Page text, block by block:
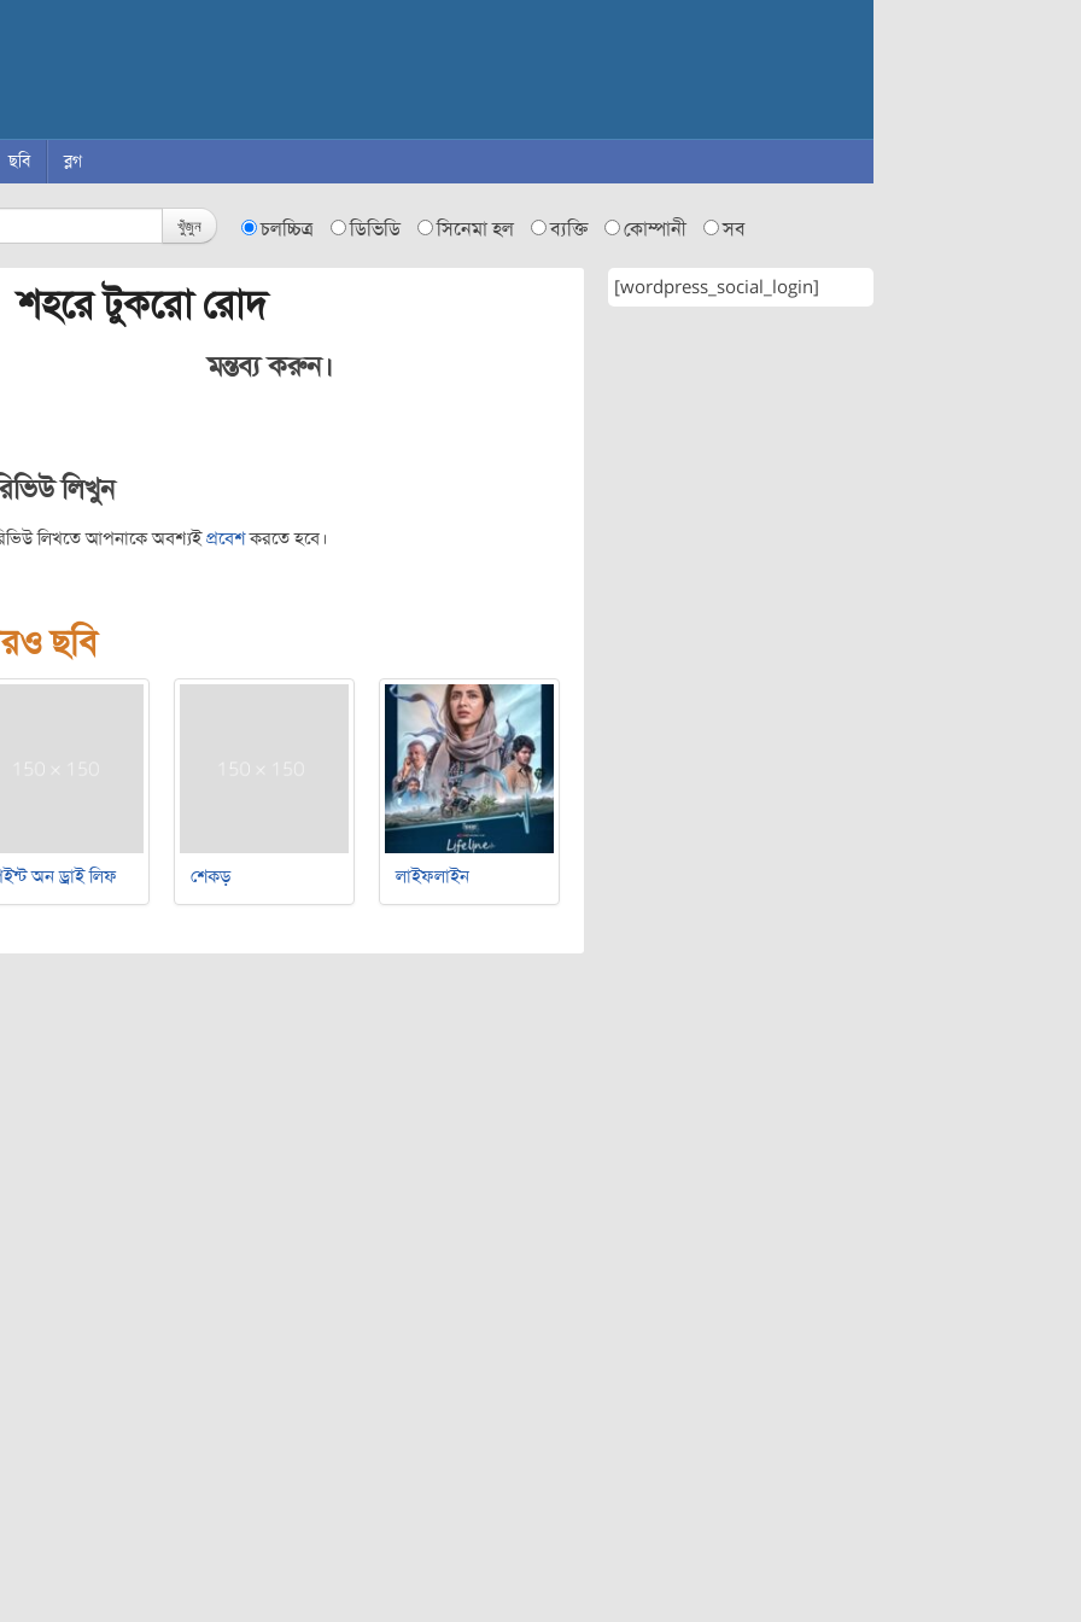
ছবি ব্লগ
খুঁজুন চলচ্চিত্র ডিভিডি সিনেমা হল ব্যক্তি কোম্পানী সব
টুকরো রোদ
মন্তব্য করুন।
লিখুন
লিখতে আপনাকে অবশ্যইপ্রবেশকরতে হবে।
ছবি
অন ড্রাই লিফ শেকড় লাইফলাইন
[wordpress_social_login]